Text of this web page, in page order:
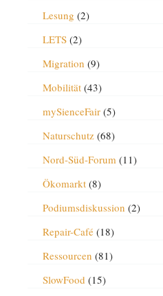
Lesung (2)
LETS(2)
Migration (9)
Mobilität(43)
mySienceFair(5)
Naturschutz(68)
Nord-Süd-Forum(11)
Ökomarkt(8)
Podiumsdiskussion (2)
Repair-Café(18)
Ressourcen (81)
SlowFood (15)